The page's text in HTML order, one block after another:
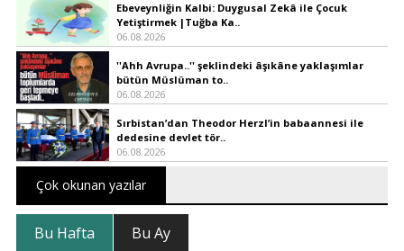
Ebeveynliğin Kalbi: Duygusal Zekâ ile Çocuk
Yetiştirmek |Tuğba Ka..
06.08.2026
''Ahh Avrupa..'' şeklindeki âşıkâne yaklaşımlar
bütün Müslüman to..
06.08.2026
Sırbistan’dan Theodor Herzl’in babaannesi ile
dedesine devlet tör..
06.08.2026
Çok okunan yazılar
Bu Hafta Bu Ay